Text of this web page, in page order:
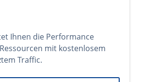
Ihnen die Performance
mit kostenlosem
Traffic.